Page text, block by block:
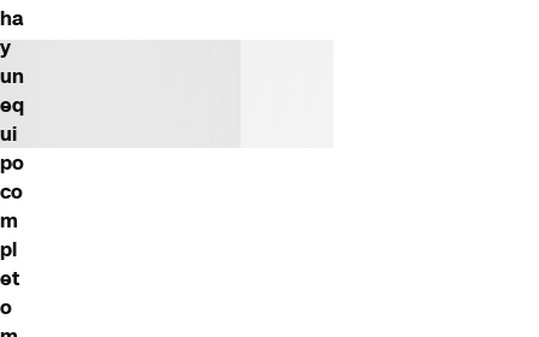
ha
y
un
eq
ui
po
co
m
pl
et
o